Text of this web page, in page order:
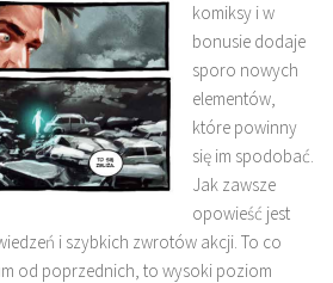
komiksy i w
bonusie dodaje
sporo nowych
elementów,
które powinny
się im spodobać.
Jak zawsze
opowieść jest
i szybkich zwrotów akcji. To co
od poprzednich, to wysoki poziom